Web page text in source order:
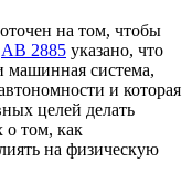
на том, чтобы
AB 2885 указано, что
машинная система,
и которая
целей делать
о том, как
на физическую